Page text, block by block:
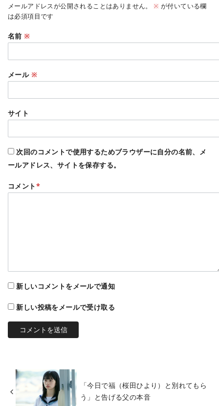
メールアドレスが公開されることはありません。 ※ が付いている欄
は必須項目です
名前※
メール ※
サイト
次回のコメントで使用するためブラウザーに自分の名前、メ
ールアドレス、サイトを保存する。
コメント*
新しいコメントをメールで通知
新しい投稿をメールで受け取る
「今日で福（桜田ひより）と別れてもら
う」と告げる父の本音